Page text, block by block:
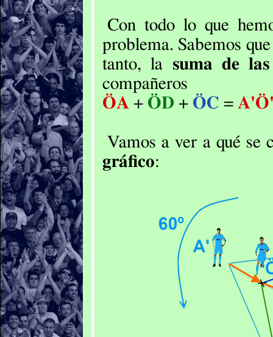
Con todo lo que
problema. Sabemos
tanto, la suma de
ÖA + ÖD + ÖC =
Vamos a ver a qué se
gráfico: